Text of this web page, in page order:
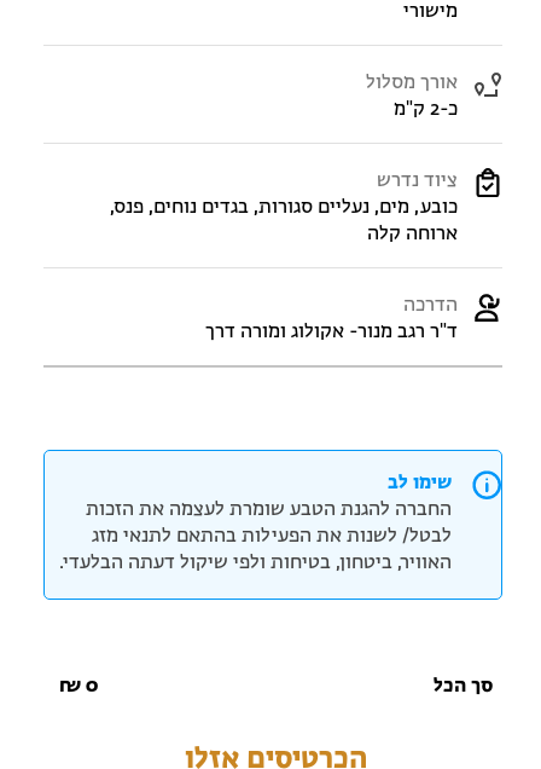
מישורי
אורך מסלול
כ-2 ק"מ
ציוד נדרש
כובע, מים, נעליים סגורות, בגדים נוחים, פנס,
ארוחה קלה
הדרכה
ד"ר רגב מנור- אקולוג ומורה דרך
שימו לב
החברה להגנת הטבע שומרת לעצמה את הזכות
לבטל/ לשנות את הפעילות בהתאם לתנאי מזג
האוויר, ביטחון, בטיחות ולפי שיקול דעתה הבלעדי.
סך הכל 0
₪
הכרטיסים אזלו